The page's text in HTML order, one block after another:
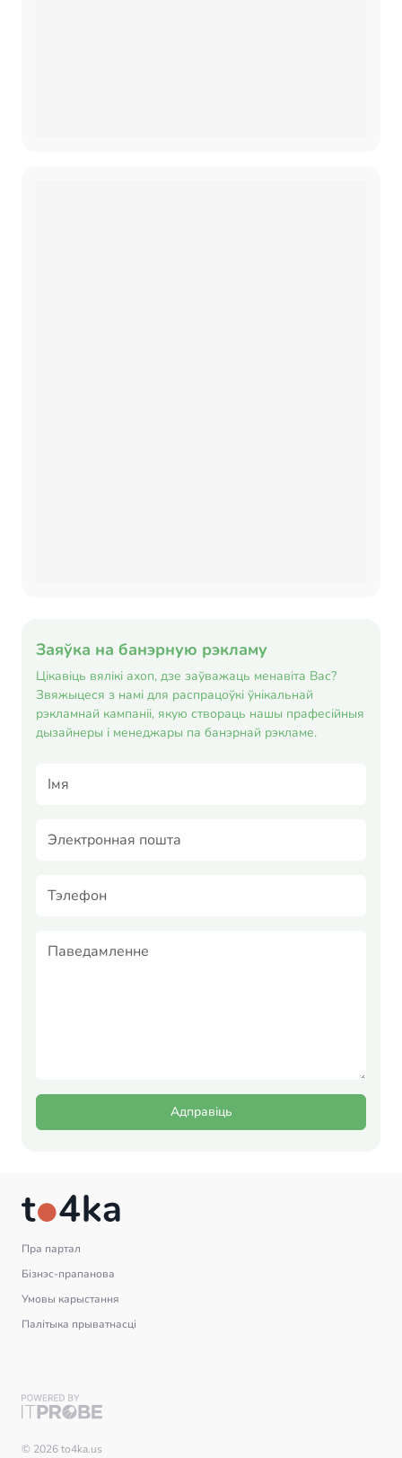
Заяўка на банэрную рэкламу
Цікавіць вялікі ахоп, дзе заўважаць менавіта Вас?
Звяжыцеся з намі для распрацоўкі ўнікальнай
рэкламнай кампаніі, якую створаць нашы прафесійныя
дызайнеры і менеджары па банэрнай рэкламе.
Адправіць
Пра партал
Бізнэс-прапанова
Умовы карыстання
Палітыка прыватнасці
© 2026 to4ka.us